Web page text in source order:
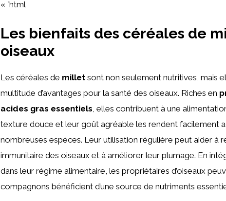
« `html
Les bienfaits des céréales de
oiseaux
Les céréales de millet sont non seulement nutritives, mais
multitude d’avantages pour la santé des oiseaux. Riches en
acides gras essentiels , elles contribuent à une
texture douce et leur goût agréable les rendent facilement
nombreuses espèces. Leur utilisation régulière peut aider à
immunitaire des oiseaux et à améliorer leur plumage. En
dans leur régime alimentaire, les propriétaires d’oiseaux
compagnons bénéficient d’une source de nutriments